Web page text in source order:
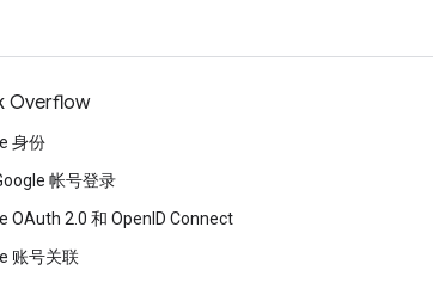
Overflow
身份
帐号登录
OAuth 2.0 和 OpenID Connect
账号关联